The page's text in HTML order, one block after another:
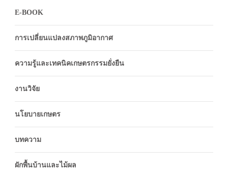
E-BOOK
การเปลี่ยนแปลงสภาพภูมิอากาศ
ความรู้และเทคนิคเกษตรกรรมยั่งยืน
งานวิจัย
นโยบายเกษตร
บทความ
ผักพื้นบ้านและไม้ผล